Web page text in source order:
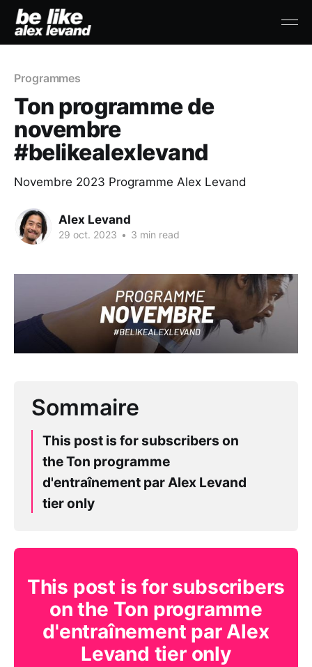
Programmes
Ton programme de
novembre
#belikealexlevand
Novembre 2023 Programme Alex Levand
Alex Levand
29 oct. 2023 • 3 min read
This post is for subscribers on
the Ton programme
d'entraînement par Alex Levand
tier only
This post is for subscribers
on the Ton programme
d'entraînement par Alex
Levand tier only